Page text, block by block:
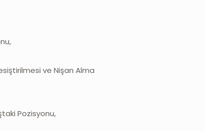
ve Nişan Alma
Pozisyonu,